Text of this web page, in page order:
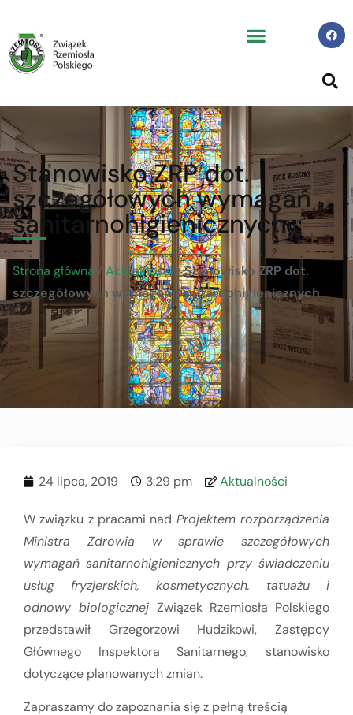
Stanowisko ZRP dot.
szczegółowych wymagań
sanitarnohigienicznych
Strona główna / Aktualności /Stanowisko ZRP dot.
szczegółowych wymagań sanitarnohigienicznych
24 lipca, 2019 3:29 pm Aktualności
W związku z pracami nad Projektem rozporządzenia
Ministra Zdrowia w sprawie szczegółowych
wymagań sanitarnohigienicznych przy świadczeniu
usług fryzjerskich, kosmetycznych, tatuażu i
odnowy biologicznej Związek Rzemiosła Polskiego
przedstawił Grzegorzowi Hudzikowi, Zastępcy
Głównego Inspektora Sanitarnego, stanowisko
dotyczące planowanych zmian.
Zapraszamy do zapoznania się z pełną treścią